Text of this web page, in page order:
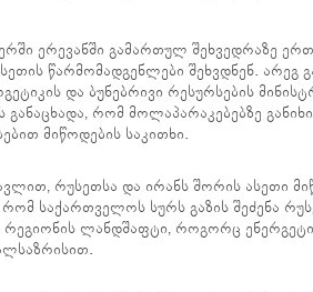
ერევანში გამართულ შეხვედრაზე
წარმომადგენლები შეხვდნენ. არეგ
და ბუნებრივი რესურსების
რომ მოლაპარაკებებზე
მიწოდების საკითხი.
რუსეთსა და ირანს შორის ასეთი
საქართველოს სურს გაზის შეძენა
ლანდშაფტი, როგორც